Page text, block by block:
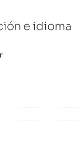
e idioma